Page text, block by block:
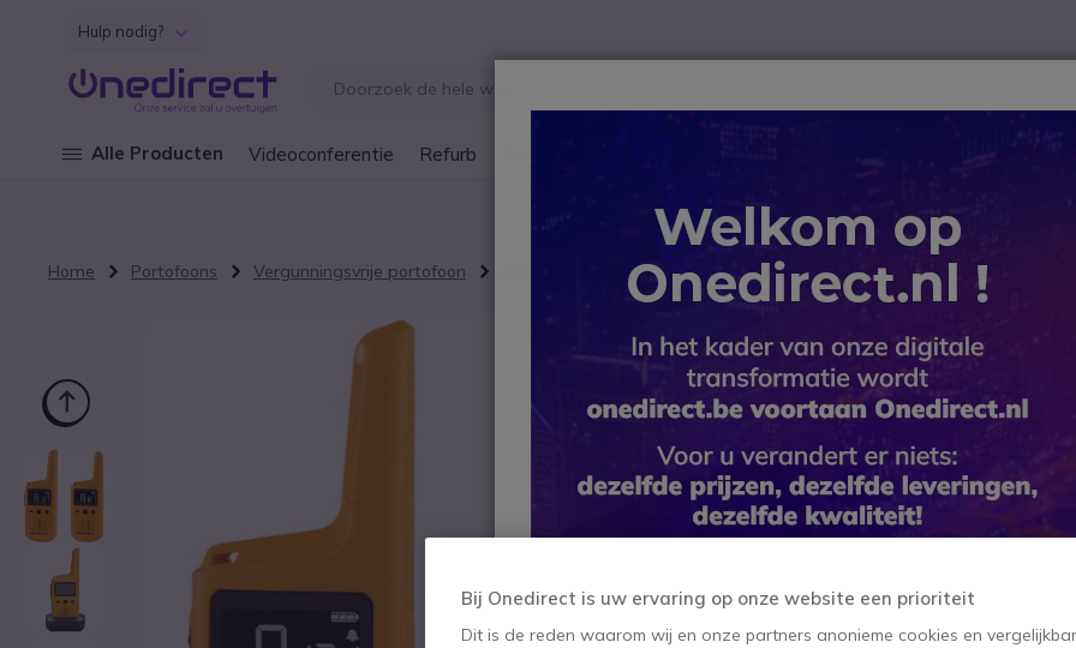
Ga naar de inhoud
Hulp nodig?
Alle Producten Videoconferentie Refurb Waarom
B2B-webshop – Minimale bestelwaarde: 300 € (excl. btw)
Home Portofoons Vergunningsvrije portofoon Motorola Portofoons Motorola TLKR T72
Motorola
SKU MOT72 // Referentie fabrikant:
Een set van 2
4.6 van 13 Reviews
BESPAAR 27,00 €
96,95 €
Aantal
IN
Ga naar het einde van de afbeeldingen-gallerij
Onedirect raadt aan
Bij Onedirect is uw ervaring op onze website een prioriteit
Dit is de reden waarom wij en onze partners anonieme cookies en